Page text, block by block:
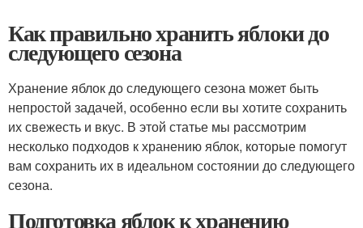
Как правильно хранить яблоки до
следующего сезона
Хранение яблок до следующего сезона может быть
непростой задачей, особенно если вы хотите сохранить
их свежесть и вкус. В этой статье мы рассмотрим
несколько подходов к хранению яблок, которые помогут
вам сохранить их в идеальном состоянии до следующего
сезона.
Подготовка яблок к хранению